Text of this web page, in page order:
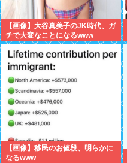
【画像】大谷真美子のJK時代、ガ
チで大変なことになるwww
【画像】移民のお値段、明らかに
なるwww